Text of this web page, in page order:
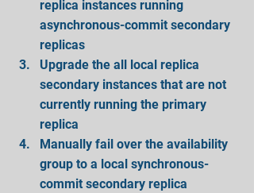
replica instances running
asynchronous-commit secondary
replicas
Upgrade the all local replica
secondary instances that are not
currently running the primary
replica
Manually fail over the availability
group to a local synchronous-
commit secondary replica